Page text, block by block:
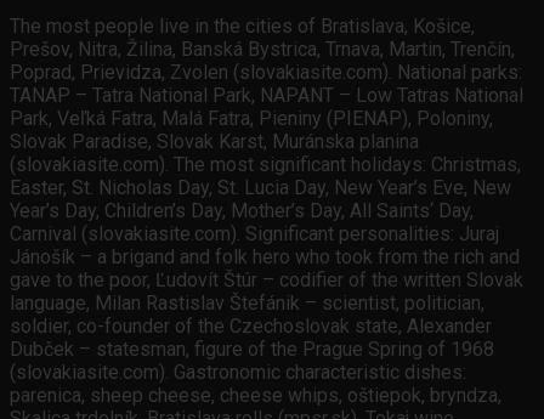
The most people live in the cities of Bratislava, Košice,
Prešov, Nitra, Žilina, Banská Bystrica, Trnava, Martin, Trenčín,
Poprad, Prievidza, Zvolen (slovakiasite.com). National parks:
TANAP – Tatra National Park, NAPANT – Low Tatras National
Park, Veľká Fatra, Malá Fatra, Pieniny (PIENAP), Poloniny,
Slovak Paradise, Slovak Karst, Muránska planina
(slovakiasite.com). The most significant holidays: Christmas,
Easter, St. Nicholas Day, St. Lucia Day, New Year’s Eve, New
Year’s Day, Children’s Day, Mother’s Day, All Saints‘ Day,
Carnival (slovakiasite.com). Significant personalities: Juraj
Jánošík – a brigand and folk hero who took from the rich and
gave to the poor, Ľudovít Štúr – codifier of the written Slovak
language, Milan Rastislav Štefánik – scientist, politician,
soldier, co-founder of the Czechoslovak state, Alexander
Dubček – statesman, figure of the Prague Spring of 1968
(slovakiasite.com). Gastronomic characteristic dishes:
parenica, sheep cheese, cheese whips, oštiepok, bryndza,